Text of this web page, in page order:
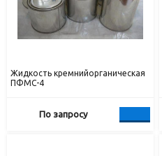
Жидкость кремнийорганическая
ПФМС-4
По запросу